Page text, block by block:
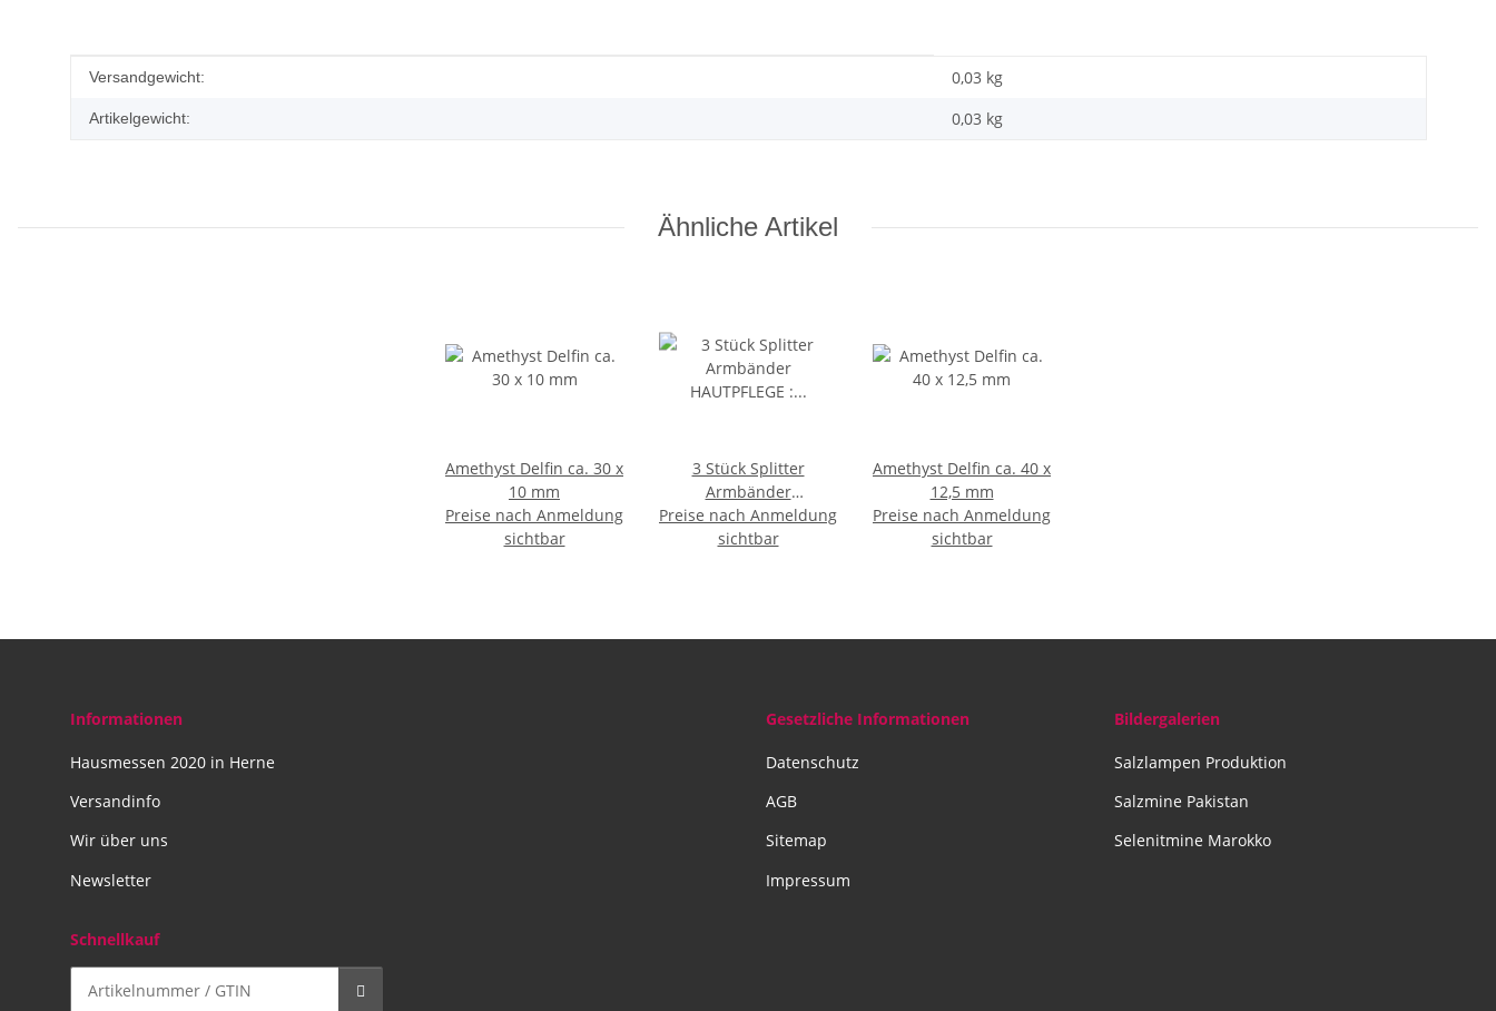
Produkteigenschaft
Wert
Versandgewicht: 0,03 kg
Artikelgewicht: 0,03 kg
Ähnliche Artikel
Amethyst Delfin ca. 30 x
10 mm
Preise nach Anmeldung
sichtbar
3 Stück Splitter
Armbänder
HAUTPFLEGE :
Rosenquarz Amethyst
Preise nach Anmeldung
sichtbar
Amethyst Delfin ca. 40 x
12,5 mm
Preise nach Anmeldung
sichtbar
Informationen
Hausmessen 2020 in Herne
Versandinfo
Wir über uns
Newsletter
Gesetzliche Informationen
Datenschutz
AGB
Sitemap
Impressum
Bildergalerien
Salzlampen Produktion
Salzmine Pakistan
Selenitmine Marokko
Schnellkauf